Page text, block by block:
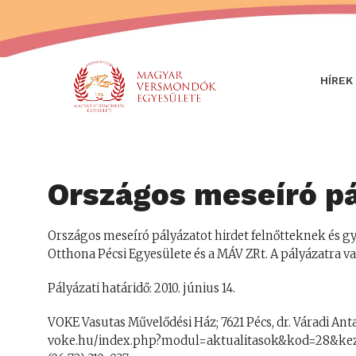
HÍREK
Országos meseíró
Országos meseíró pályázatot hirdet felnőtteknek és
Otthona Pécsi Egyesülete és a MÁV ZRt. A
Pályázati határidő: 2010. június 14.
VOKE Vasutas Művelődési Ház; 7621 Pécs, dr. Váradi
voke.hu/